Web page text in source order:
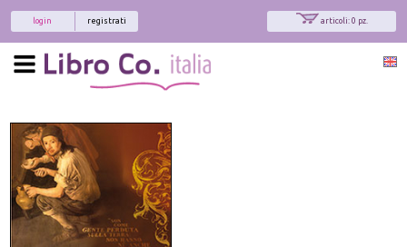
articoli: 0 pz.
registrati
login